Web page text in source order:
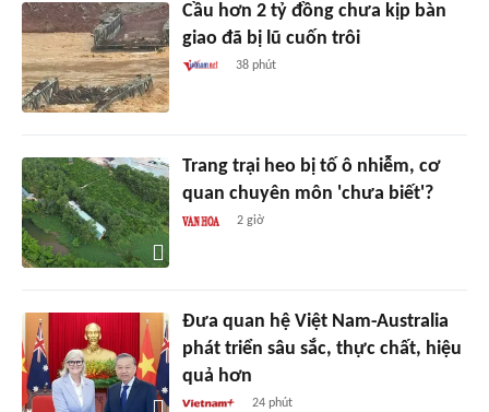
Cầu hơn 2 tỷ đồng chưa kịp bàn
giao đã bị lũ cuốn trôi
38 phút
Trang trại heo bị tố ô nhiễm, cơ
quan chuyên môn 'chưa biết'?
2 giờ
Đưa quan hệ Việt Nam-Australia
phát triển sâu sắc, thực chất, hiệu
quả hơn
24 phút